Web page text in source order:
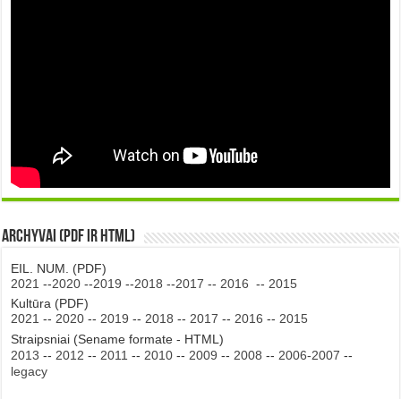
Archyvai (PDF ir HTML)
EIL. NUM. (PDF)
2021 --2020 --2019 --2018 --2017 -- 2016 -- 2015
Kultūra (PDF)
2021 -- 2020 -- 2019 -- 2018 -- 2017 -- 2016 -- 2015
Straipsniai (Sename formate - HTML)
2013 -- 2012 -- 2011 -- 2010 -- 2009 -- 2008 -- 2006-2007 --
legacy